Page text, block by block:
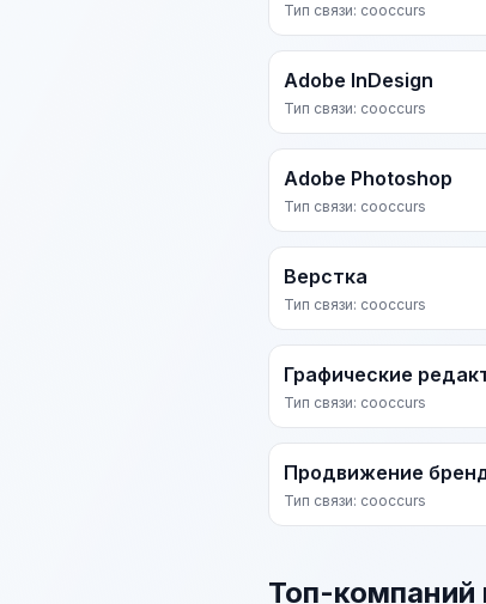
Тип связи: cooccurs
Adobe InDesign
Тип связи: cooccurs
Adobe Photoshop
Тип связи: cooccurs
Верстка
Тип связи: cooccurs
Графические
Тип связи: cooccurs
Продвижение
Тип связи: cooccurs
Топ-компаний